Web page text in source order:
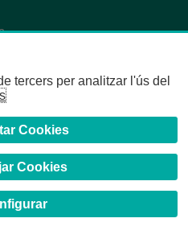
tercers per analitzar l'ús del
Cookies
Cookies